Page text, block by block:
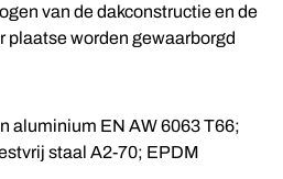
van de dakconstructie en de
plaatse worden gewaarborgd
aluminium EN AW 6063 T66;
staal A2-70; EPDM